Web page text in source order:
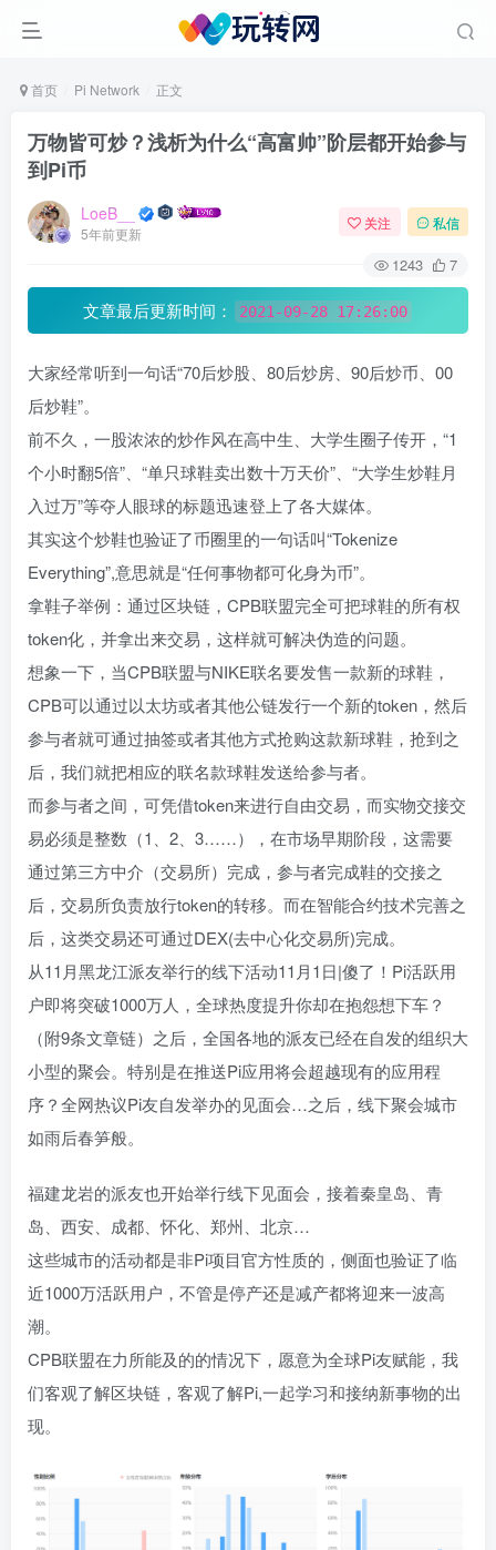
首页 Pi Network 正文
万物皆可炒？浅析为什么“高富帅”阶层都开始参与
到Pi币
LoeB__
5年前更新
关注 私信
1243 7
文章最后更新时间： 2021-09-28 17:26:00
大家经常听到一句话“70后炒股、80后炒房、90后炒币、00
后炒鞋”。
前不久，一股浓浓的炒作风在高中生、大学生圈子传开，“1
个小时翻5倍”、“单只球鞋卖出数十万天价”、“大学生炒鞋月
入过万”等夺人眼球的标题迅速登上了各大媒体。
其实这个炒鞋也验证了币圈里的一句话叫“Tokenize
Everything”,意思就是“任何事物都可化身为币”。
拿鞋子举例：通过区块链，CPB联盟完全可把球鞋的所有权
token化，并拿出来交易，这样就可解决伪造的问题。
想象一下，当CPB联盟与NIKE联名要发售一款新的球鞋，
CPB可以通过以太坊或者其他公链发行一个新的token，然后
参与者就可通过抽签或者其他方式抢购这款新球鞋，抢到之
后，我们就把相应的联名款球鞋发送给参与者。
而参与者之间，可凭借token来进行自由交易，而实物交接交
易必须是整数（1、2、3……），在市场早期阶段，这需要
通过第三方中介（交易所）完成，参与者完成鞋的交接之
后，交易所负责放行token的转移。而在智能合约技术完善之
后，这类交易还可通过DEX(去中心化交易所)完成。
从11月黑龙江派友举行的线下活动11月1日|傻了！Pi活跃用
户即将突破1000万人，全球热度提升你却在抱怨想下车？
（附9条文章链）之后，全国各地的派友已经在自发的组织大
小型的聚会。特别是在推送Pi应用将会超越现有的应用程
序？全网热议Pi友自发举办的见面会…之后，线下聚会城市
如雨后春笋般。
福建龙岩的派友也开始举行线下见面会，接着秦皇岛、青
岛、西安、成都、怀化、郑州、北京…
这些城市的活动都是非Pi项目官方性质的，侧面也验证了临
近1000万活跃用户，不管是停产还是减产都将迎来一波高
潮。
CPB联盟在力所能及的的情况下，愿意为全球Pi友赋能，我
们客观了解区块链，客观了解Pi,一起学习和接纳新事物的出
现。